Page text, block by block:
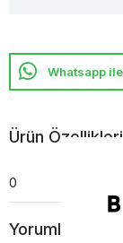
Whatsapp
Ürün Özellikleri
0
Yorumlar